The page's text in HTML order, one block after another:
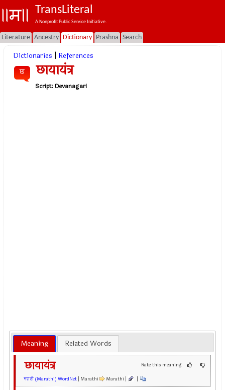
TransLiteral
A Nonprofit Public Service Initiative.
Literature Ancestry Dictionary Prashna Search
Dictionaries References
छ छायायंत्र
Script:Devanagari
Meaning Related Words
Rate this meaning
छायायंत्र
मराठी (Marathi) WordNet | Marathi Marathi | |